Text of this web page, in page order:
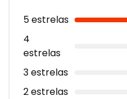
5 estrelas
4
estrelas
3 estrelas
2 estrelas